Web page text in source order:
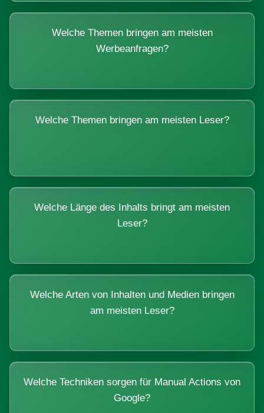
Welche Themen bringen am meisten
Werbeanfragen?
Welche Themen bringen am meisten Leser?
Welche Länge des Inhalts bringt am meisten
Leser?
Welche Arten von Inhalten und Medien bringen
am meisten Leser?
Welche Techniken sorgen für Manual Actions von
Google?